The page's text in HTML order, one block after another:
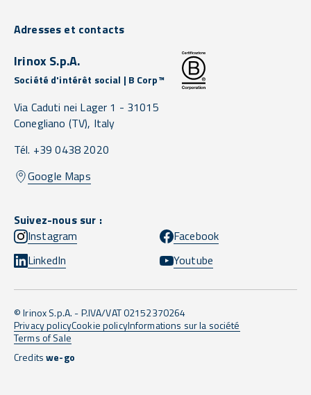
Adresses et contacts
Irinox S.p.A.
Société d'intérêt social | B Corp™
Via Caduti nei Lager 1 - 31015
Conegliano (TV), Italy
Tél. +39 0438 2020
Google Maps
Suivez-nous sur :
Instagram
Facebook
LinkedIn
Youtube
© Irinox S.p.A. - P.IVA/VAT 02152370264
Privacy policyCookie policyInformations sur la société
Terms of Sale
Creditswe-go